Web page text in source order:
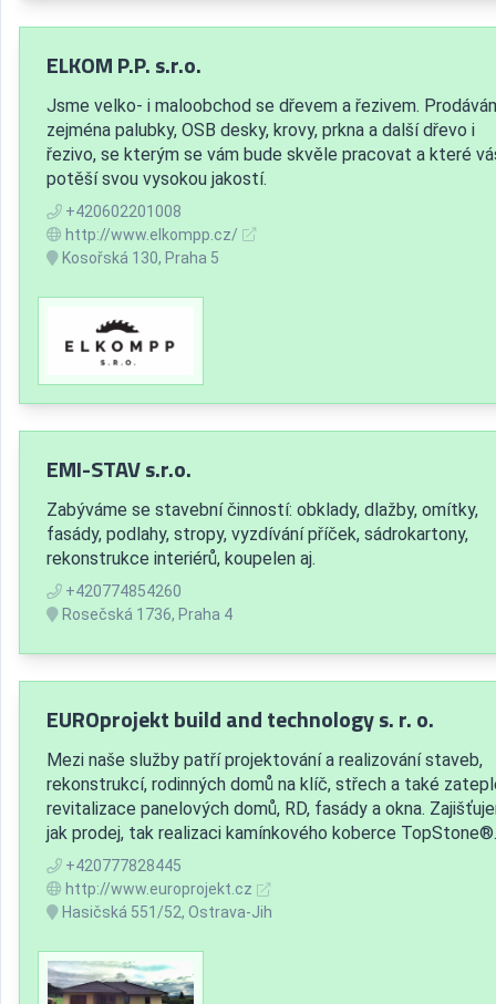
ELKOM P.P. s.r.o.
Jsme velko- i maloobchod se dřevem a řezivem.
zejména palubky, OSB desky, krovy, prkna a další dřevo i
řezivo, se kterým se vám bude skvěle pracovat a které
potěší svou vysokou jakostí.
+420602201008
http://www.elkompp.cz/
Kosořská 130, Praha 5
EMI-STAV s.r.o.
Zabýváme se stavební činností: obklady, dlažby, omítky,
fasády, podlahy, stropy, vyzdívání příček, sádrokartony,
rekonstrukce interiérů, koupelen aj.
+420774854260
Rosečská 1736, Praha 4
EUROprojekt build and technology s. r. o.
Mezi naše služby patří projektování a realizování staveb,
rekonstrukcí, rodinných domů na klíč, střech a také
revitalizace panelových domů, RD, fasády a okna.
jak prodej, tak realizaci kamínkového koberce TopStone®.
+420777828445
http://www.europrojekt.cz
Hasičská 551/52, Ostrava-Jih